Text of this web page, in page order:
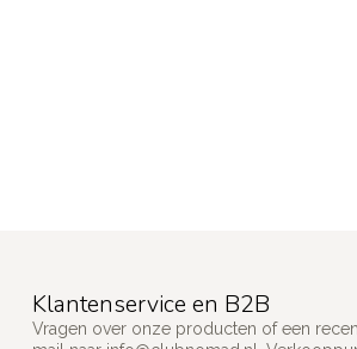
Klantenservice en B2B
Vragen over onze producten of een